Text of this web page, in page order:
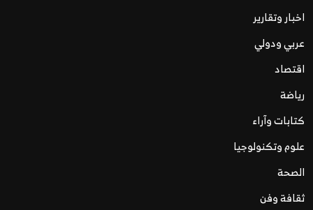
اخبار وتقارير
عربي ودولي
اقتصاد
رياضة
كتابات وآراء
علوم وتكنولوجيا
الصحة
ثقافة وفن